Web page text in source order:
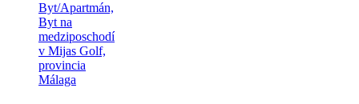
Byt/Apartmán,
Byt na
medziposchodí
v Mijas Golf,
provincia
Málaga